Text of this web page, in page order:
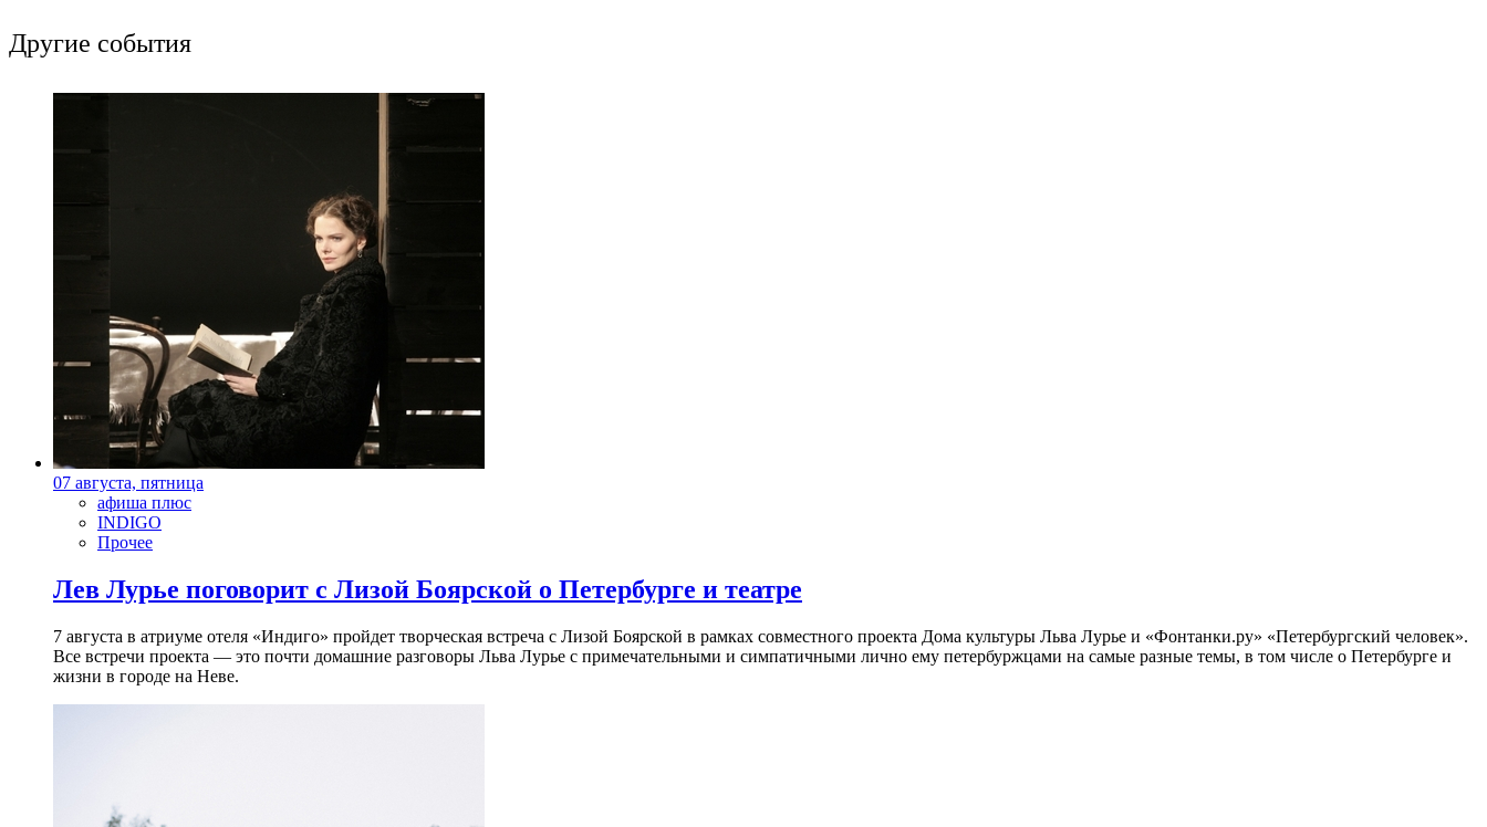
Другие события
07 августа, пятница
афиша плюс
INDIGO
Прочее
Лев Лурье поговорит с Лизой Боярской о Петербурге и театре
7 августа в атриуме отеля «Индиго» пройдет творческая встреча с Лизой Боярской в рамках совместного проекта Дома культуры Льва Лурье и «Фонтанки.ру» «Петербургский человек».
Все встречи проекта — это почти домашние разговоры Льва Лурье с примечательными и симпатичными лично ему петербуржцами на самые разные темы, в том числе о Петербурге и
жизни в городе на Неве.